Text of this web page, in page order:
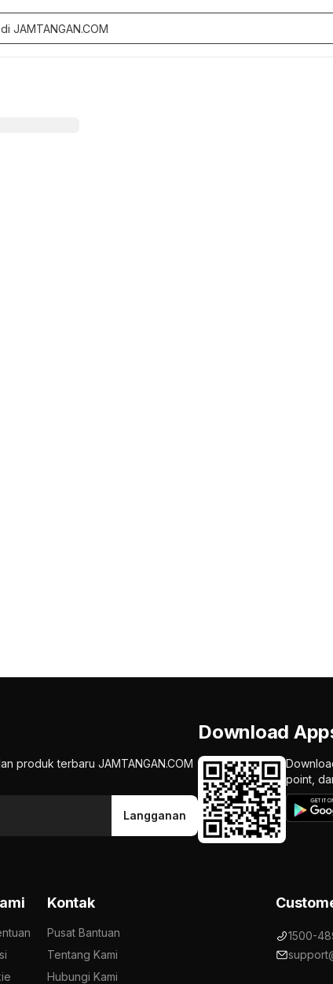
produk terbaru JAMTANGAN.COM
Langganan
Download
point,
Kontak
Pusat Bantuan
Tentang Kami
Hubungi Kami
1500-